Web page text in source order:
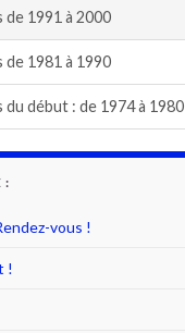
1991 à 2000
1981 à 1990
début : de 1974 à 1980
:
vous !
!